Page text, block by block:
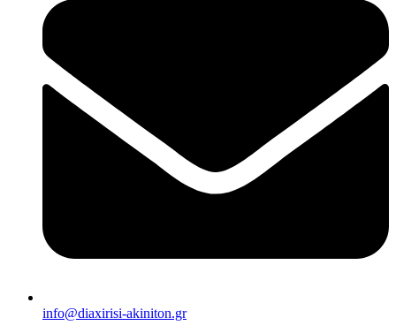
info@diaxirisi-akiniton.gr